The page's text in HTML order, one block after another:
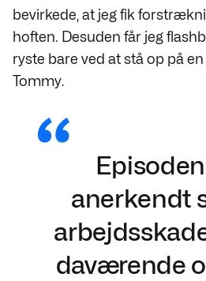
bevirkede, at jeg fik
hoften. Desuden får jeg
ryste bare ved at stå op på
Tommy.
anerkendt
daværende